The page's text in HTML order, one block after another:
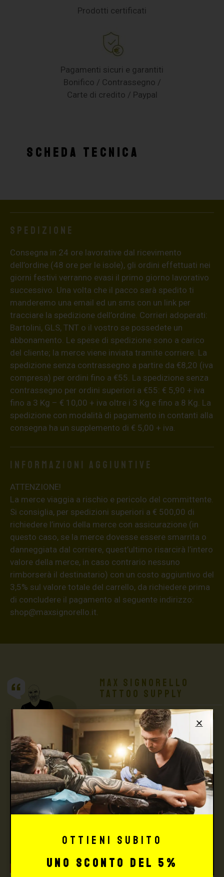
Prodotti certificati
Pagamenti sicuri e garantiti
Bonifico / Contrassegno /
Carte di credito / Paypal
SCHEDA TECNICA
Spedizione
Consegna in 24 ore lavorative dal ricevimento
dell’ordine (48 ore per le isole), gli ordini effettuati nei
giorni festivi verranno evasi il primo giorno lavorativo
successivo. Una volta che il pacco sarà spedito ti
manderemo una email ed un sms con un link per
tracciare la spedizione dell’ordine. Corrieri adoperati:
Bartolini, GLS, TNT o il vostro se possedete un
abbonamento. Le spese di spedizione sono a carico
del cliente; la merce viene inviata tramite corriere. La
spedizione senza contrassegno a partire da €8,20 (iva
compresa) per ordini fino a €55. La spedizione senza
contrassegno per ordini superiori a €55: € 5,90 + iva
fino a 3 Kg – € 10,00 + iva oltre i 3 Kg e fino a 8 Kg. La
spedizione con modalità di pagamento in contanti alla
consegna ha un supplemento di € 5,00 + iva.
Informazioni aggiuntive
ATTENZIONE!
La merce viaggia a rischio e pericolo del committente.
Si consiglia, per spedizioni superiori a € 500,00 di
richiedere l’invio della merce con assicurazione (in
questo caso, se la merce dovesse essere smarrita o
danneggiata dal corriere, quest’ultimo risarcirà l’intero
valore della merce, in caso contrario nessuno
rimborserà il destinatario) con un costo aggiuntivo del
3,5% sul valore totale del carrello, da richiedere prima
di concludere il pagamento al seguente indirizzo:
shop@maxsignorello.it
Max Signorello
Tattoo Supply
TUTTO PER IL TUO
TATTOO STUDIO
Ottieni subito
uno sconto del 5%